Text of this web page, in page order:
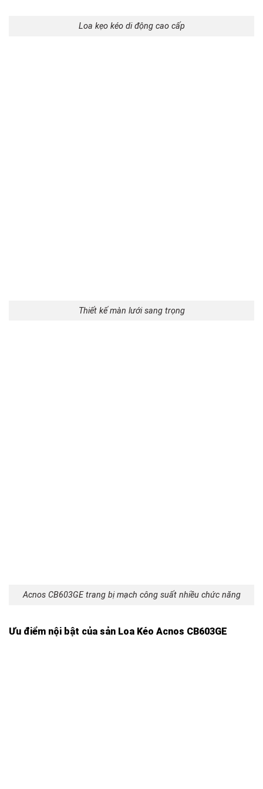
Loa kẹo kéo di động cao cấp
Thiết kế màn lưới sang trọng
Acnos CB603GE trang bị mạch công suất nhiều chức năng
Ưu điểm nội bật của sản Loa Kéo Acnos CB603GE